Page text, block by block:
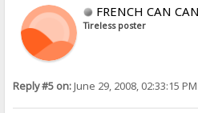
FRENCH CAN CAN
Tireless poster
Reply #5 on:June 29, 2008, 02:33:15 PM